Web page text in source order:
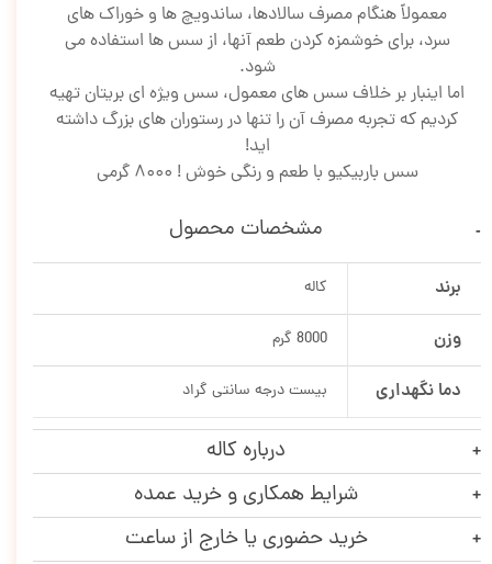
معمولاً هنگام مصرف سالادها، ساندویچ ها و خوراک های
سرد، برای خوشمزه کردن طعم آنها، از سس ها استفاده می
شود.
اما اینبار بر خلاف سس های معمول، سس ویژه ای بریتان تهیه
کردیم که تجربه مصرف آن را تنها در رستوران های بزرگ داشته
اید!
سس باربیکیو با طعم و رنگی خوش ! 8000 گرمی
مشخصات محصول
برند کاله
وزن 8000 گرم
دما نگهداری بیست درجه سانتی گراد
درباره کاله
شرایط همکاری و خرید عمده
خرید حضوری یا خارج از ساعت